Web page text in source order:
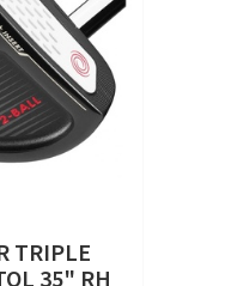
TRIPLE
35" RH